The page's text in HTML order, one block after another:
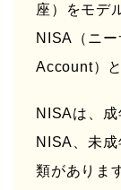
座）をモデ
NISA（ニ
Account）
NISAは、
NISA、未
類がありま